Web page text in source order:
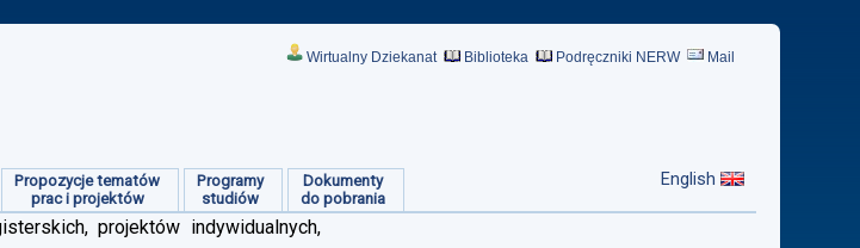
Wirtualny Dziekanat Biblioteka Podręczniki NERW Mail
Propozycje tematów
prac i projektów
Programy
studiów
Dokumenty
do pobrania
English
projektów indywidualnych,